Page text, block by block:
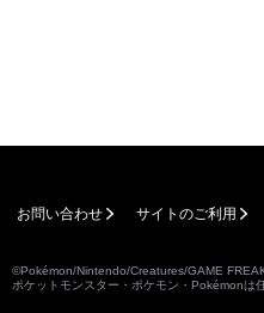
お問い合わせ サイトのご利用
©Pokémon/Nintendo/Creatures/GAME
ポケットモンスター・ポケモン・Pokémonは